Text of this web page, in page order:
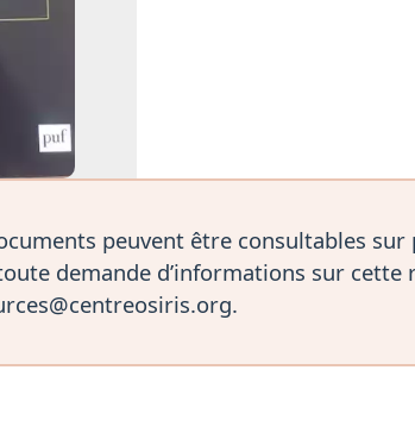
peuvent être consultables
demande d’informations sur cette